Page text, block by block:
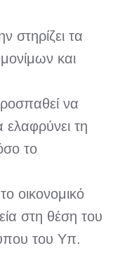
στηρίζει τα
και
να
ελαφρύνει τη
το
οικονομικό
στη θέση του
του Υπ.